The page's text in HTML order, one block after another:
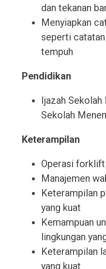
dan tekanan
Menyiapkan
seperti
tempuh
Pendidikan
Ijazah Sekolah
Sekolah
Keterampilan
Operasi forklift
Manajemen
Keterampilan
yang kuat
Kemampuan
lingkungan
Keterampilan
yang kuat